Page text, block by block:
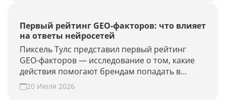
Первый рейтинг GEO-факторов: что влияет
на ответы нейросетей
Пиксель Тулс представил первый рейтинг
GEO-факторов — исследование о том, какие
действия помогают брендам попадать в
ответы нейросетей.
20 Июля 2026